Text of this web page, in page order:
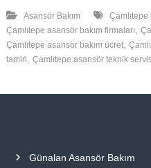
Asansör Bakım
Çamlıtepe asansör bakım firmaları
Çamlıtepe asansör bakım ücret,
tamiri
Çamlıtepe asansör teknik
Günalan Asansör Bakım